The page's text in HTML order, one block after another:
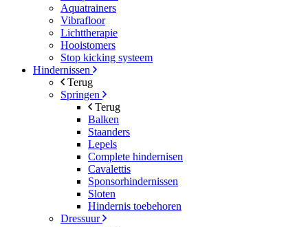
Aquatrainers
Vibrafloor
Lichttherapie
Hooistomers
Stop kicking systeem
Hindernissen
Terug
Springen
Terug
Balken
Staanders
Lepels
Complete hindernisen
Cavalettis
Sponsorhindernissen
Sloten
Hindernis toebehoren
Dressuur